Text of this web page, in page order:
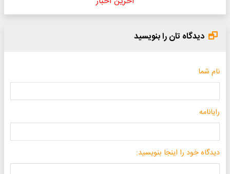
دیدگاه تان را بنویسید
نام شما
رایانامه
دیدگاه خود را اینجا بنویسید: